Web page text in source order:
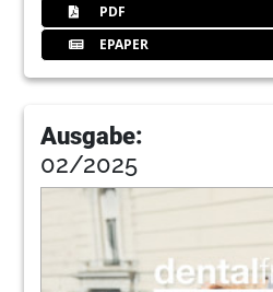
PDF
EPAPER
Ausgabe:
02/2025